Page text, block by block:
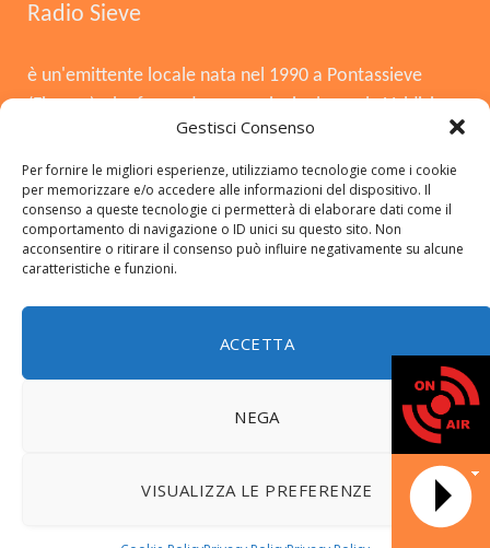
Gestisci Consenso
Per fornire le migliori esperienze, utilizziamo tecnologie come i cookie
per memorizzare e/o accedere alle informazioni del dispositivo. Il
consenso a queste tecnologie ci permetterà di elaborare dati come il
comportamento di navigazione o ID unici su questo sito. Non
acconsentire o ritirare il consenso può influire negativamente su alcune
caratteristiche e funzioni.
ACCETTA
NEGA
VISUALIZZA LE PREFERENZE
Radio Sieve
è un'emittente locale nata nel 1990 a Pontassieve
(Firenze), che funge da voce principale per la Valdisieve
e il Mugello. Dopo la chiusura nel 2008, è tornata in
onda il 3 agosto 2015, offrendo musica, notizie locali,
cronaca e approfondimenti. Si distingue per essere
una radio del territorio, con una forte presenza in FM,
DAB+ e sui social.
Copyright © 2026 radiosieve.it
LA NOSTRA STORIA FREQUENZE
CONTATTI
Riascolta il Notiziario locale
DATA